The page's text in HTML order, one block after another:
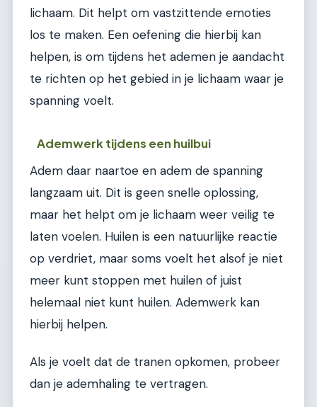
lichaam. Dit helpt om vastzittende emoties
los te maken. Een oefening die hierbij kan
helpen, is om tijdens het ademen je aandacht
te richten op het gebied in je lichaam waar je
spanning voelt.
Ademwerk tijdens een huilbui
Adem daar naartoe en adem de spanning
langzaam uit. Dit is geen snelle oplossing,
maar het helpt om je lichaam weer veilig te
laten voelen. Huilen is een natuurlijke reactie
op verdriet, maar soms voelt het alsof je niet
meer kunt stoppen met huilen of juist
helemaal niet kunt huilen. Ademwerk kan
hierbij helpen.
Als je voelt dat de tranen opkomen, probeer
dan je ademhaling te vertragen.